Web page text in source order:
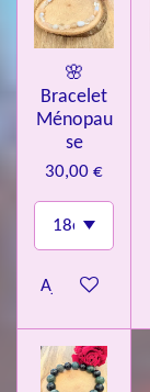
🌸
Bracelet
Ménopau
se
30,00 €
Ajouter au